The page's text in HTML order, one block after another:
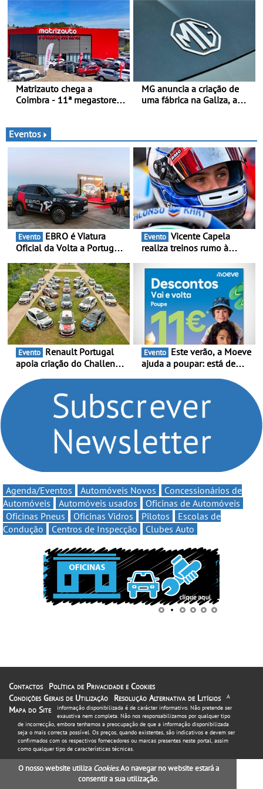
“Ana” está disponível 24
horas por dia e reforça o
suporte contínuo ao cliente
nível nacional continua em
bom ritmo
Matrizauto chega a
Coimbra - 11ª megastore
MG anuncia a criação de
uma fábrica na Galiza, a
para 2028, com uma
capacidade anual de até
120.000 veículos
Eventos
Evento
Oficial da Volta a Portugal
presença nacional ao lado
da mítica prova de ciclismo
e leva a sua gama SUV
multi-energia às estradas
de Portugal
Evento
realiza treinos rumo à
Portugal Karting e mira boa
estreia - O Campeonato
Portugal Karting 2026
decorre entre 1 de Março e
6 de Setembro
Evento
apoia criação do Challenge
compromisso com o
automobilismo nacional
continua em 2026
Evento
ajuda a poupar: está de
Volta” com descontos de
Agenda/Eventos Automóveis Novos
Concessionários de
Automóveis
Automóveis usados
Oficinas de Automóveis
Oficinas Pneus
Oficinas Vidros Pilotos
Escolas de
Condução
Centros de Inspecção Clubes Auto
Contactos
Política de Privacidade e Cookies
Condições Gerais de Utilização
Resolução Alternativa de Litígios
Mapa do Site
A
informação disponibilizada é de carácter informativo. Não pretende ser
exaustiva nem completa. Não nos responsabilizamos por qualquer tipo
de incorrecção, embora tenhamos a preocupação de que a informação disponibilizada
seja o mais correcta possível. Os preços, quando existentes, são indicativos e devem ser
confirmados com os respectivos fornecedores ou marcas presentes neste portal, assim
como qualquer tipo de características técnicas.
O nosso website utiliza Cookies. Ao navegar no website estará a
consentir a sua utilização.